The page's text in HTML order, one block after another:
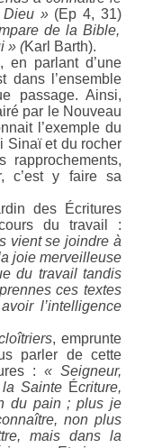
Dieu » (Ep 4, 31)
de la Bible,
» (Karl Barth).
en parlant d’une
dans l’ensemble
passage. Ainsi,
par le Nouveau
l’exemple du
Sinaï et du rocher
rapprochements,
c’est y faire sa
des
Écritures
du travail :
vient se joindre à
joie merveilleuse
du travail tandis
ces textes
l’intelligence
, emprunte
parler de cette
:« Seigneur,
Sainte Écriture,
du pain ; plus je
non plus
mais dans la